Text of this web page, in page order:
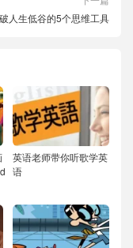
人生低谷的5个思维工具
英语老师带你听歌学英
语